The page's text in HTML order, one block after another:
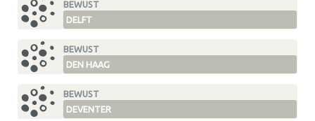
BEWUST
DELFT
BEWUST
DEN HAAG
BEWUST
DEVENTER